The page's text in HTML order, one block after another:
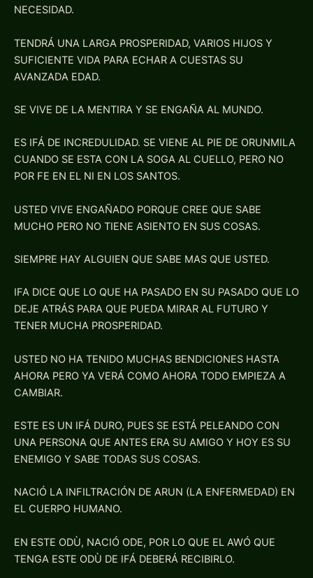
NECESIDAD.
TENDRÁ UNA LARGA PROSPERIDAD, VARIOS HIJOS Y
SUFICIENTE VIDA PARA ECHAR A CUESTAS SU
AVANZADA EDAD.
SE VIVE DE LA MENTIRA Y SE ENGAÑA AL MUNDO.
ES IFÁ DE INCREDULIDAD. SE VIENE AL PIE DE ORUNMILA
CUANDO SE ESTA CON LA SOGA AL CUELLO, PERO NO
POR FE EN EL NI EN LOS SANTOS.
USTED VIVE ENGAÑADO PORQUE CREE QUE SABE
MUCHO PERO NO TIENE ASIENTO EN SUS COSAS.
SIEMPRE HAY ALGUIEN QUE SABE MAS QUE USTED.
IFA DICE QUE LO QUE HA PASADO EN SU PASADO QUE LO
DEJE ATRÁS PARA QUE PUEDA MIRAR AL FUTURO Y
TENER MUCHA PROSPERIDAD.
USTED NO HA TENIDO MUCHAS BENDICIONES HASTA
AHORA PERO YA VERÁ COMO AHORA TODO EMPIEZA A
CAMBIAR.
ESTE ES UN IFÁ DURO, PUES SE ESTÁ PELEANDO CON
UNA PERSONA QUE ANTES ERA SU AMIGO Y HOY ES SU
ENEMIGO Y SABE TODAS SUS COSAS.
NACIÓ LA INFILTRACIÓN DE ARUN (LA ENFERMEDAD) EN
EL CUERPO HUMANO.
EN ESTE ODÙ, NACIÓ ODE, POR LO QUE EL AWÓ QUE
TENGA ESTE ODÙ DE IFÁ DEBERÁ RECIBIRLO.